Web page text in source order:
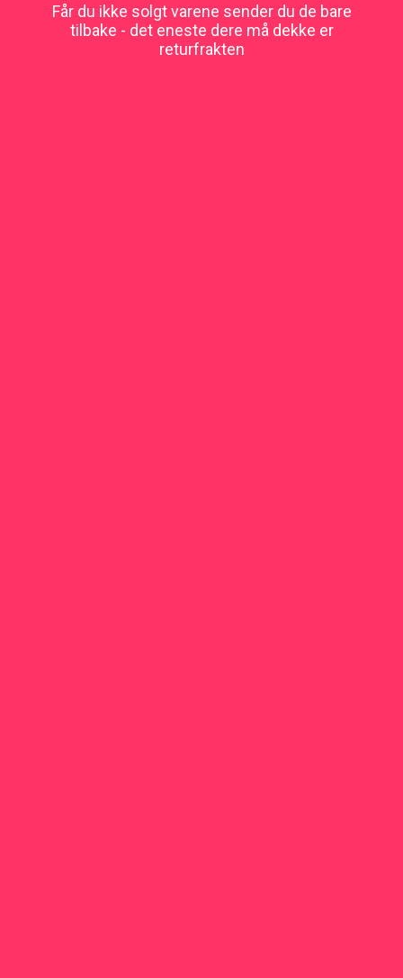
Får du ikke solgt varene sender du de bare
tilbake - det eneste dere må dekke er
returfrakten